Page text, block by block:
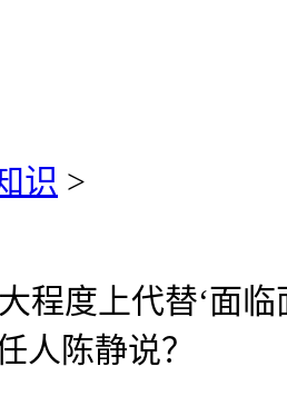
识 >
度上代替‘面临
人陈静说？